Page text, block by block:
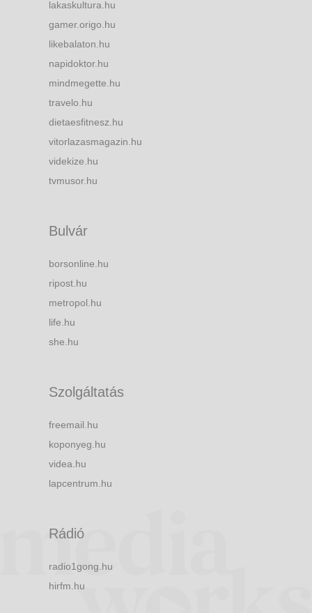
lakaskultura.hu
gamer.origo.hu
likebalaton.hu
napidoktor.hu
mindmegette.hu
travelo.hu
dietaesfitnesz.hu
vitorlazasmagazin.hu
videkize.hu
tvmusor.hu
Bulvár
borsonline.hu
ripost.hu
metropol.hu
life.hu
she.hu
Szolgáltatás
freemail.hu
koponyeg.hu
videa.hu
lapcentrum.hu
Rádió
radio1gong.hu
hirfm.hu